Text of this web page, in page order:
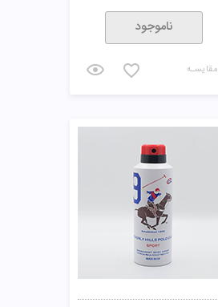
ناموجود
مقایسـه